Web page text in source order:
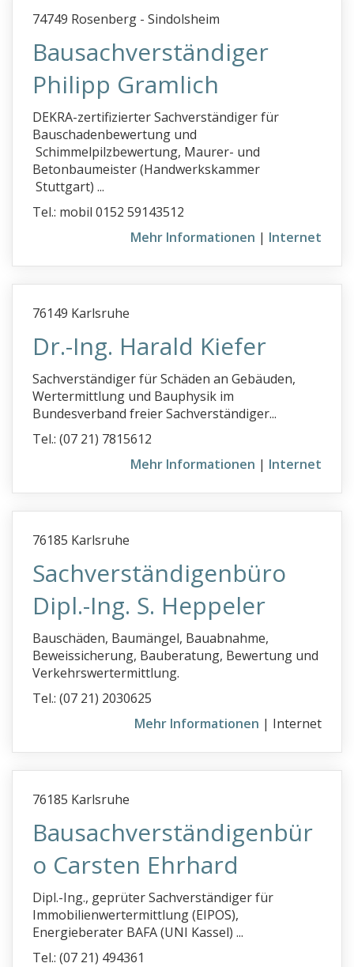
n
o
p
q
r
s
t
u
w
Immobilienbewertung
74749 Rosenberg - Sindolsheim
Bausachverständiger
Philipp Gramlich
DEKRA-zertifizierter Sachverständiger für
Bauschadenbewertung und
Schimmelpilzbewertung, Maurer- und
Betonbaumeister (Handwerkskammer
Stuttgart) ...
Tel.: mobil 0152 59143512
Mehr Informationen | Internet
76149 Karlsruhe
Dr.-Ing. Harald Kiefer
Sachverständiger für Schäden an Gebäuden,
Wertermittlung und Bauphysik im
Bundesverband freier Sachverständiger...
Tel.: (07 21) 7815612
Mehr Informationen | Internet
76185 Karlsruhe
Sachverständigenbüro
Dipl.-Ing. S. Heppeler
Bauschäden, Baumängel, Bauabnahme,
Beweissicherung, Bauberatung, Bewertung und
Verkehrswertermittlung.
Tel.: (07 21) 2030625
Mehr Informationen | Internet
76185 Karlsruhe
Bausachverständigenbür
o Carsten Ehrhard
Dipl.-Ing., geprüter Sachverständiger für
Immobilienwertermittlung (EIPOS),
Energieberater BAFA (UNI Kassel) ...
Tel.: (07 21) 494361